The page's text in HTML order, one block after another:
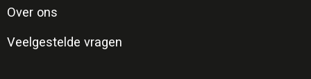
Over ons
Veelgestelde vragen